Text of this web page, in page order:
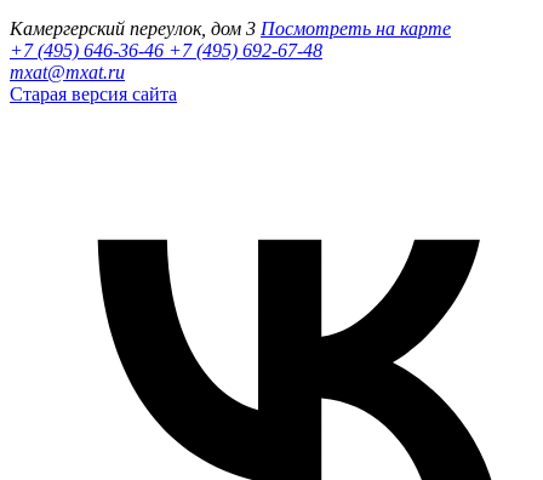
Камергерский переулок, дом 3 Посмотреть на карте
+7 (495) 646-36-46 +7 (495) 692-67-48‬
mxat@mxat.ru
Старая версия сайта